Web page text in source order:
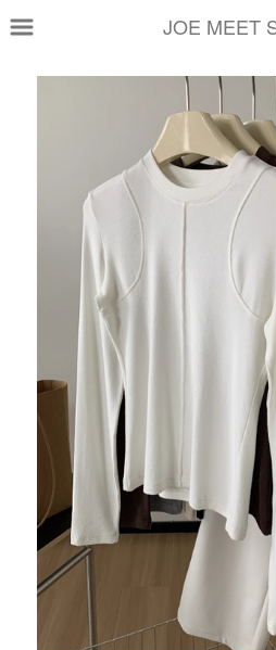
JOE MEET